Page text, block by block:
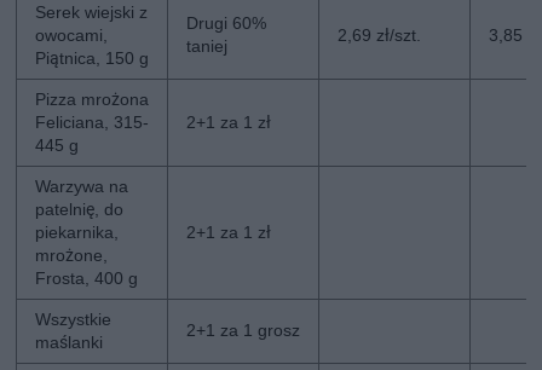
Serek wiejski z
owocami,
Piątnica, 150 g
Drugi 60%
taniej
2,69 zł/szt. 3,85
Pizza mrożona
Feliciana, 315-
445 g
2+1 za 1 zł
Warzywa na
patelnię, do
piekarnika,
mrożone,
Frosta, 400 g
2+1 za 1 zł
Wszystkie
maślanki
2+1 za 1 grosz